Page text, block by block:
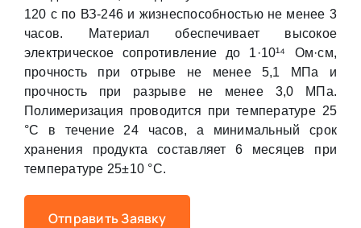
120 с по ВЗ-246 и жизнеспособностью не менее 3
часов. Материал обеспечивает высокое
электрическое сопротивление до 1·10¹⁴ Ом·см,
прочность при отрыве не менее 5,1 МПа и
прочность при разрыве не менее 3,0 МПа.
Полимеризация проводится при температуре 25
°С в течение 24 часов, а минимальный срок
хранения продукта составляет 6 месяцев при
температуре 25±10 °С.
Отправить Заявку